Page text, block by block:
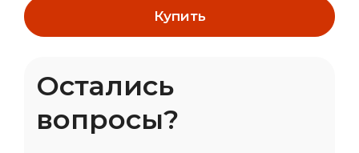
Купить
Остались
вопросы?